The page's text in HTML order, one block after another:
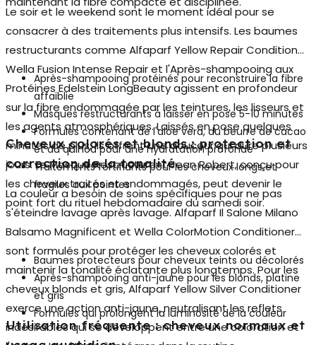
Le soir et le weekend sont le moment idéal pour se
consacrer à des traitements plus intensifs. Les baumes
restructurants comme Alfaparf Yellow Repair Conditioner,
Wella Fusion Intense Repair et l'Après-shampooing aux
Protéines Edelstein LongBeauty agissent en profondeur
sur la fibre endommagée par les teintures, les lisseurs et
les agents atmosphériques. Laissés en pose quelques
minutes de plus, ils offrent une douceur qui dure plusieurs
jours. Le Masque Restructurant Jean Robert, conçu pour
les cheveux traités et endommagés, peut devenir le
point fort du rituel hebdomadaire du samedi soir.
Après-shampooing protéinés pour reconstruire la fibre
affaiblie
Masques restructurants à laisser en pose 5-10 minutes
Formules contenant de l'aloe vera, du beurre de cacao
et du quinoa pour une hydratation profonde
Traitements fortifiants pour les cheveux longs et
fragiles aux pointes
Cheveux colorés et blonds : protection et
correction de la tonalité
La couleur a besoin de soins spécifiques pour ne pas
s'éteindre lavage après lavage. Alfaparf Il Salone Milano
Balsamo Magnificent et Wella ColorMotion Conditioner
sont formulés pour protéger les cheveux colorés et
maintenir la tonalité éclatante plus longtemps. Pour les
cheveux blonds et gris,Alfaparf Yellow Silver Conditioner
exerce une action anti-jaune, neutralisant les reflets
indésirables qui se développent entre une coloration et
Baumes protecteurs pour cheveux teints ou décolorés
Après-shampooing anti-jaune pour les blonds, platine
et gris
Formules qui prolongent la luminosité de la couleur
Utilisation fréquente : cheveux normaux et